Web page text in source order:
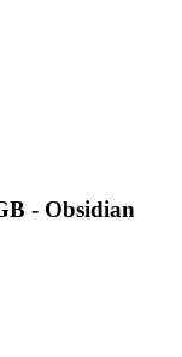
- Obsidian